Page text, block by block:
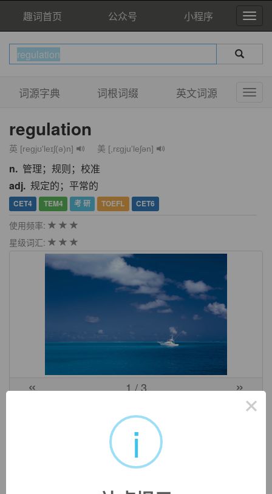
趣词首页 公众号 小程序
词源字典 词根词缀 英文词源
regulation
英 [regjʊ'leɪʃ(ə)n] 美 [,rɛɡju'leʃən]
n. 管理；规则；校准
adj. 规定的；平常的
CET4 TEM4 考 研 TOEFL CET6
使用频率:
星级词汇:
« 1/ 3 »
×
i